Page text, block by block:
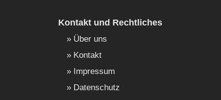
Kontakt und Rechtliches
Über uns
Kontakt
Impressum
Datenschutz